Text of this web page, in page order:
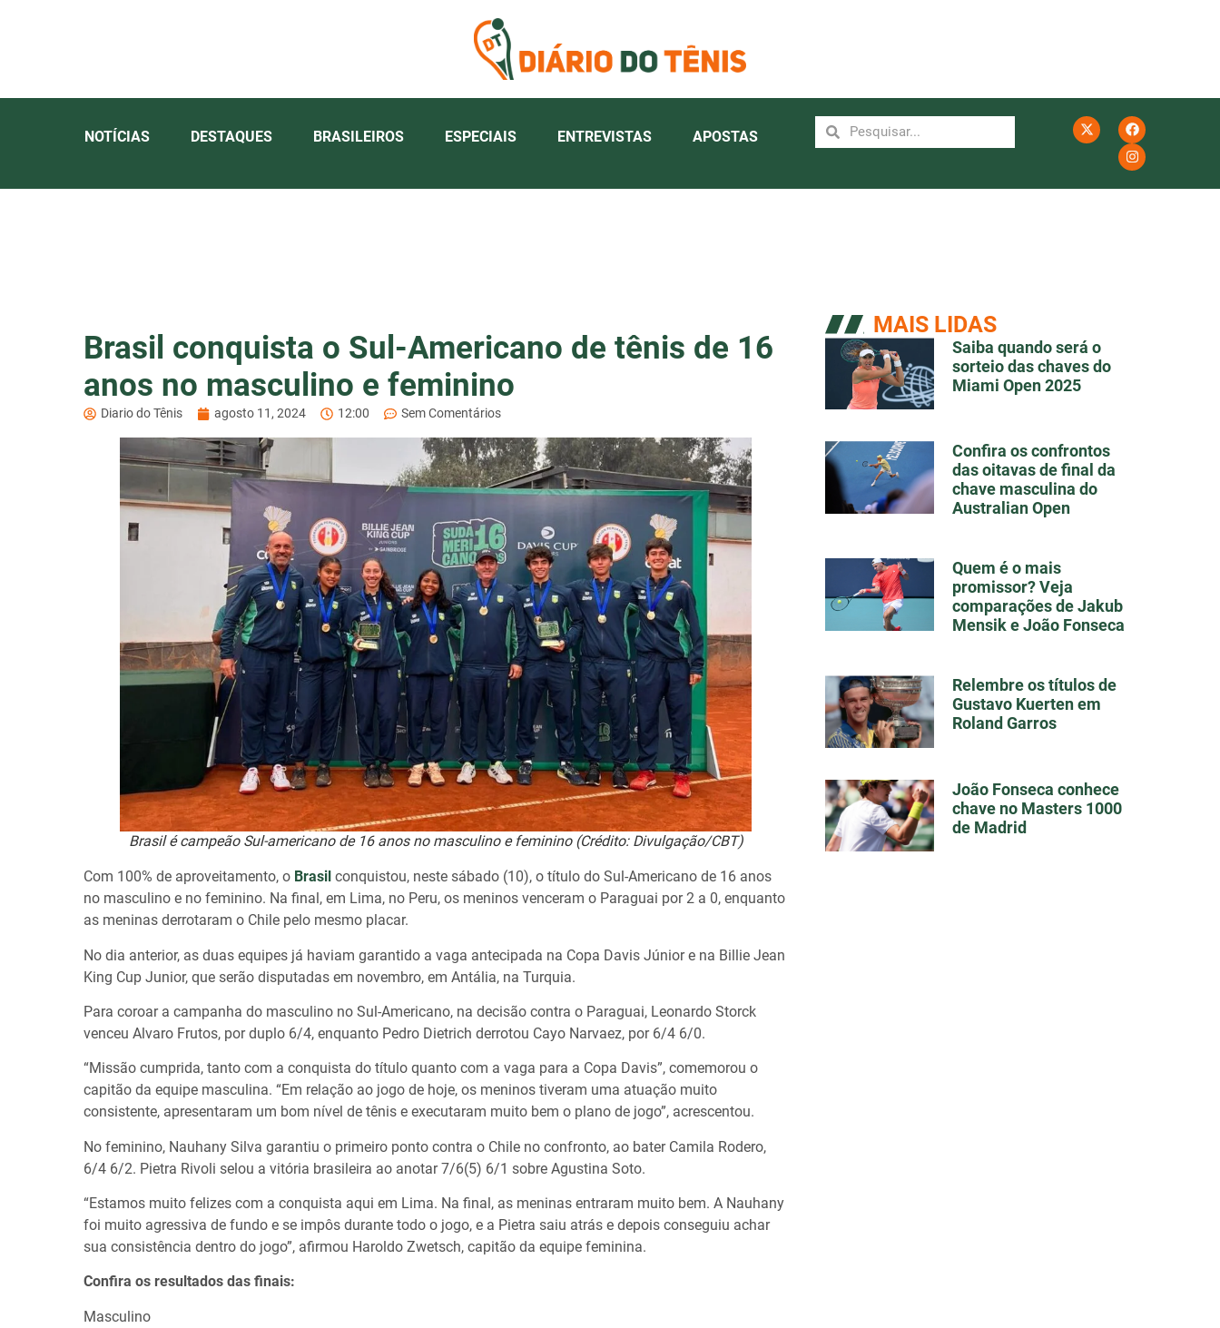
NOTÍCIAS DESTAQUES BRASILEIROS ESPECIAIS ENTREVISTAS APOSTAS
Brasil conquista o Sul-Americano de tênis de 16
anos no masculino e feminino
Diario do Tênis agosto 11, 2024 12:00 Sem Comentários
Brasil é campeão Sul-americano de 16 anos no masculino e feminino (Crédito: Divulgação/CBT)
Com 100% de aproveitamento, o Brasil conquistou, neste sábado (10), o título do Sul-Americano de 16 anos
no masculino e no feminino. Na final, em Lima, no Peru, os meninos venceram o Paraguai por 2 a 0, enquanto
as meninas derrotaram o Chile pelo mesmo placar.
No dia anterior, as duas equipes já haviam garantido a vaga antecipada na Copa Davis Júnior e na Billie Jean
King Cup Junior, que serão disputadas em novembro, em Antália, na Turquia.
Para coroar a campanha do masculino no Sul-Americano, na decisão contra o Paraguai, Leonardo Storck
venceu Alvaro Frutos, por duplo 6/4, enquanto Pedro Dietrich derrotou Cayo Narvaez, por 6/4 6/0.
“Missão cumprida, tanto com a conquista do título quanto com a vaga para a Copa Davis”, comemorou o
capitão da equipe masculina. “Em relação ao jogo de hoje, os meninos tiveram uma atuação muito
consistente, apresentaram um bom nível de tênis e executaram muito bem o plano de jogo”, acrescentou.
No feminino, Nauhany Silva garantiu o primeiro ponto contra o Chile no confronto, ao bater Camila Rodero,
6/4 6/2. Pietra Rivoli selou a vitória brasileira ao anotar 7/6(5) 6/1 sobre Agustina Soto.
“Estamos muito felizes com a conquista aqui em Lima. Na final, as meninas entraram muito bem. A Nauhany
foi muito agressiva de fundo e se impôs durante todo o jogo, e a Pietra saiu atrás e depois conseguiu achar
sua consistência dentro do jogo”, afirmou Haroldo Zwetsch, capitão da equipe feminina.
Confira os resultados das finais:
Masculino
MAIS LIDAS
Saiba quando será o
sorteio das chaves do
Miami Open 2025
Confira os confrontos
das oitavas de final da
chave masculina do
Australian Open
Quem é o mais
promissor? Veja
comparações de Jakub
Mensik e João Fonseca
Relembre os títulos de
Gustavo Kuerten em
Roland Garros
João Fonseca conhece
chave no Masters 1000
de Madrid